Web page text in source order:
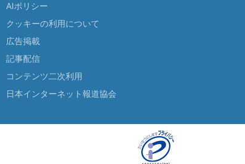
AIポリシー
クッキーの利用について
広告掲載
記事配信
コンテンツ二次利用
日本インターネット報道協会